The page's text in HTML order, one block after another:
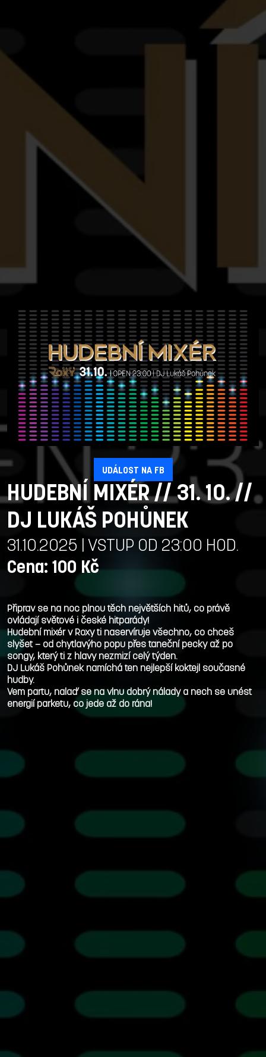
UDÁLOST NA FB
HUDEBNÍ MIXÉR // 31. 10. //
DJ LUKÁŠ POHŮNEK
31.10.2025 | VSTUP OD 23:00 HOD.
Cena: 100 Kč
Připrav se na noc plnou těch největších hitů, co právě
ovládají světové i české hitparády!
Hudební mixér v Roxy ti naservíruje všechno, co chceš
slyšet — od chytlavýho popu přes taneční pecky až po
songy, který ti z hlavy nezmizí celý týden.
DJ Lukáš Pohůnek namíchá ten nejlepší koktejl současné
hudby.
Vem partu, nalaď se na vlnu dobrý nálady a nech se unést
energií parketu, co jede až do rána!